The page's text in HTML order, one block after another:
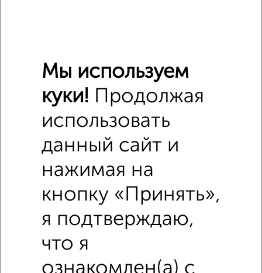
1-к квартира, на длительный срок, 34м², 3/5 этаж
мкр. 19-й микрорайон, Московская 105
Агентство, 06.08.2026
Мы используем
куки! Продолжая
использовать
данный сайт и
нажимая на
кнопку «Принять»,
я подтверждаю,
что я
ознакомлен(а) с